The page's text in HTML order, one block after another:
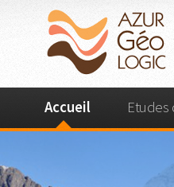
Accueil Etudes